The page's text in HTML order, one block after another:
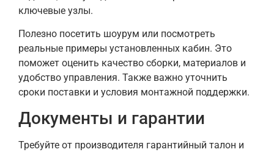
ключевые узлы.
Полезно посетить шоурум или посмотреть
реальные примеры установленных кабин. Это
поможет оценить качество сборки, материалов и
удобство управления. Также важно уточнить
сроки поставки и условия монтажной поддержки.
Документы и гарантии
Требуйте от производителя гарантийный талон и